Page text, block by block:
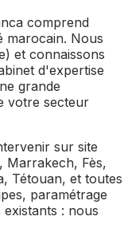
comprend
marocain. Nous
et connaissons
d'expertise
grande
votre secteur
sur site
Marrakech, Fès,
Tétouan, et toutes
paramétrage
: nous